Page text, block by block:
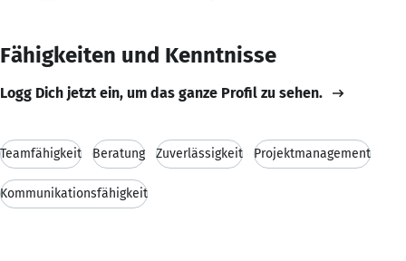
Fähigkeiten und Kenntnisse
Logg Dich jetzt ein, um das ganze Profil zu sehen.
Teamfähigkeit Beratung Zuverlässigkeit Projektmanagement
Kommunikationsfähigkeit